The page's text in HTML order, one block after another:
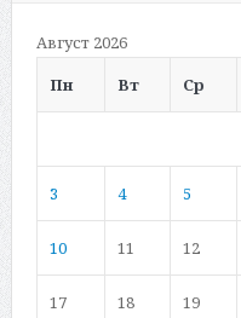
Август 2026
Пн
Вт Ср
3 4 5
10 11 12
17 18 19